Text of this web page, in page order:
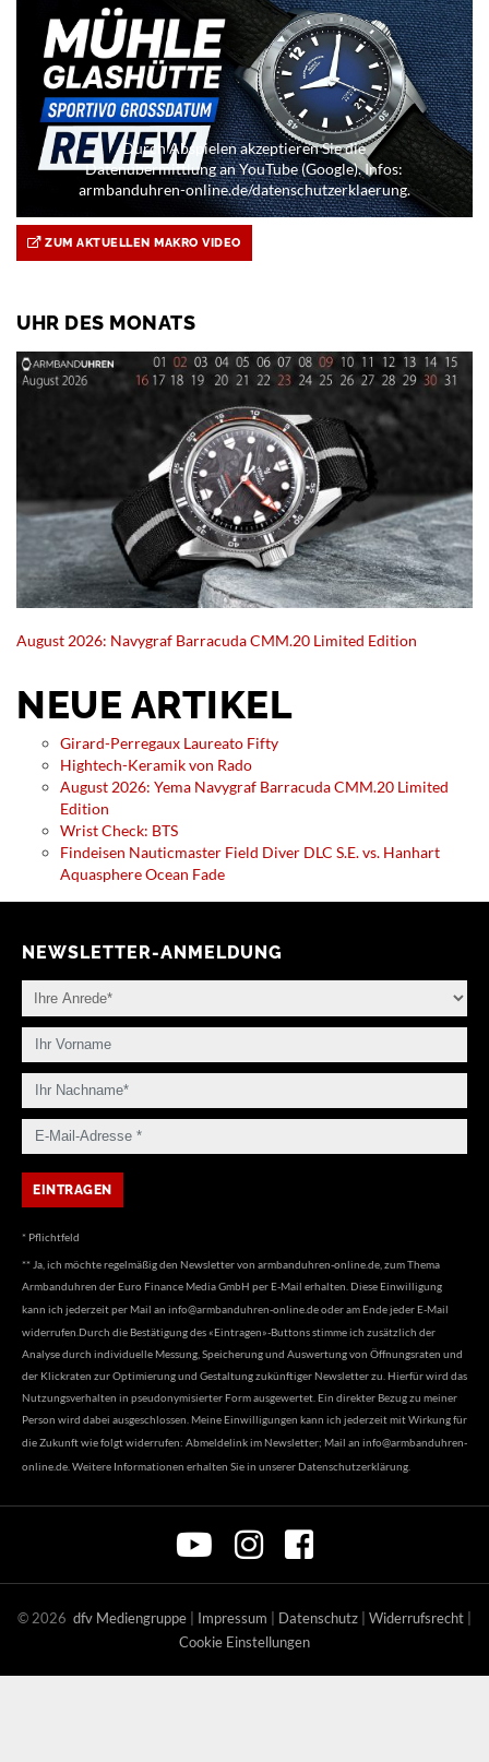
Durch Abspielen akzeptieren Sie die
Datenübermittlung an YouTube (Google). Infos:
armbanduhren-online.de/datenschutzerklaerung.
ZUM AKTUELLEN MAKRO VIDEO
UHR DES MONATS
August 2026: Navygraf Barracuda CMM.20 Limited Edition
NEUE ARTIKEL
Girard-Perregaux Laureato Fifty
Hightech-Keramik von Rado
August 2026: Yema Navygraf Barracuda CMM.20 Limited
Edition
Wrist Check: BTS
Findeisen Nauticmaster Field Diver DLC S.E. vs. Hanhart
Aquasphere Ocean Fade
NEWSLETTER-ANMELDUNG
* Pflichtfeld
** Ja, ich möchte regelmäßig den Newsletter von armbanduhren-online.de, zum Thema
Armbanduhren der Euro Finance Media GmbH per E-Mail erhalten. Diese Einwilligung
kann ich jederzeit per Mail an info@armbanduhren-online.deoder am Ende jeder E-Mail
widerrufen.Durch die Bestätigung des «Eintragen»-Buttons stimme ich zusätzlich der
Analyse durch individuelle Messung, Speicherung und Auswertung von Öffnungsraten und
der Klickraten zur Optimierung und Gestaltung zukünftiger Newsletter zu. Hierfür wird das
Nutzungsverhalten in pseudonymisierter Form ausgewertet. Ein direkter Bezug zu meiner
Person wird dabei ausgeschlossen. Meine Einwilligungen kann ich jederzeit mit Wirkung für
die Zukunft wie folgt widerrufen: Abmeldelink im Newsletter; Mail an info@armbanduhren-
online.de . Weitere Informationen erhalten Sie in unserer Datenschutzerklärung
© 2026 dfv Mediengruppe Impressum Datenschutz Widerrufsrecht
Cookie Einstellungen